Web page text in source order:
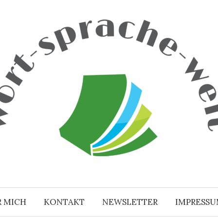
MICH KONTAKT NEWSLETTER